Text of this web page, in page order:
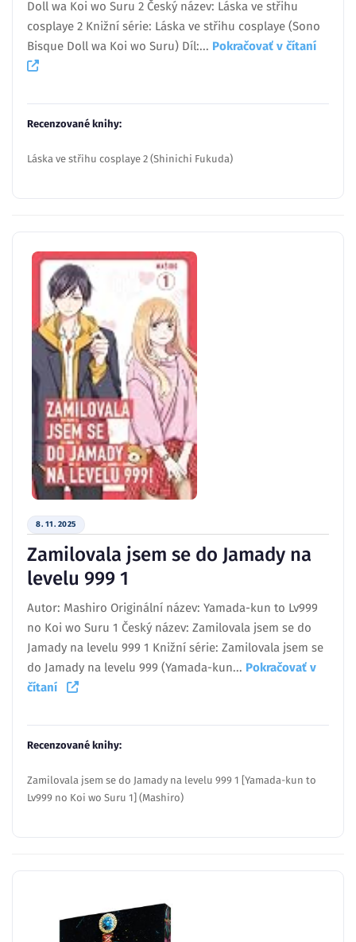
Doll wa Koi wo Suru 2 Český název: Láska ve střihu
cosplaye 2 Knižní série: Láska ve střihu cosplaye (Sono
Bisque Doll wa Koi wo Suru) Díl:... Pokračovať v čítaní
Recenzované knihy:
Láska ve střihu cosplaye 2 (Shinichi Fukuda)
8. 11. 2025
Zamilovala jsem se do Jamady na
levelu 999 1
Autor: Mashiro Originální název: Yamada-kun to Lv999
no Koi wo Suru 1 Český název: Zamilovala jsem se do
Jamady na levelu 999 1 Knižní série: Zamilovala jsem se
do Jamady na levelu 999 (Yamada-kun... Pokračovať v
čítaní
Recenzované knihy:
Zamilovala jsem se do Jamady na levelu 999 1 [Yamada-kun to
Lv999 no Koi wo Suru 1] (Mashiro)